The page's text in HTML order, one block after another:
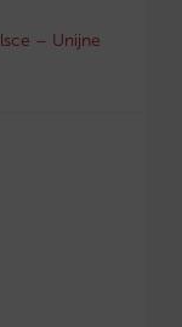
– Unijne